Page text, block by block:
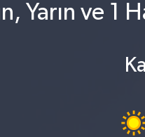
Yarın ve 1